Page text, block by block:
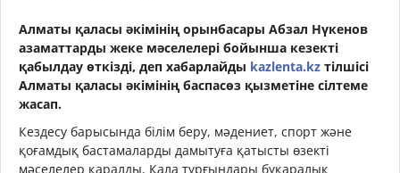
Алматы қаласы әкімінің орынбасары Абзал Нүкенов
азаматтарды жеке мәселелері бойынша кезекті
қабылдау өткізді, деп хабарлайды kazlenta.kz тілшісі
Алматы қаласы әкімінің баспасөз қызметіне сілтеме
жасап.
Кездесу барысында білім беру, мәдениет, спорт және
қоғамдық бастамаларды дамытуға қатысты өзекті
мәселелер қаралды. Қала тұрғындары бұқаралық